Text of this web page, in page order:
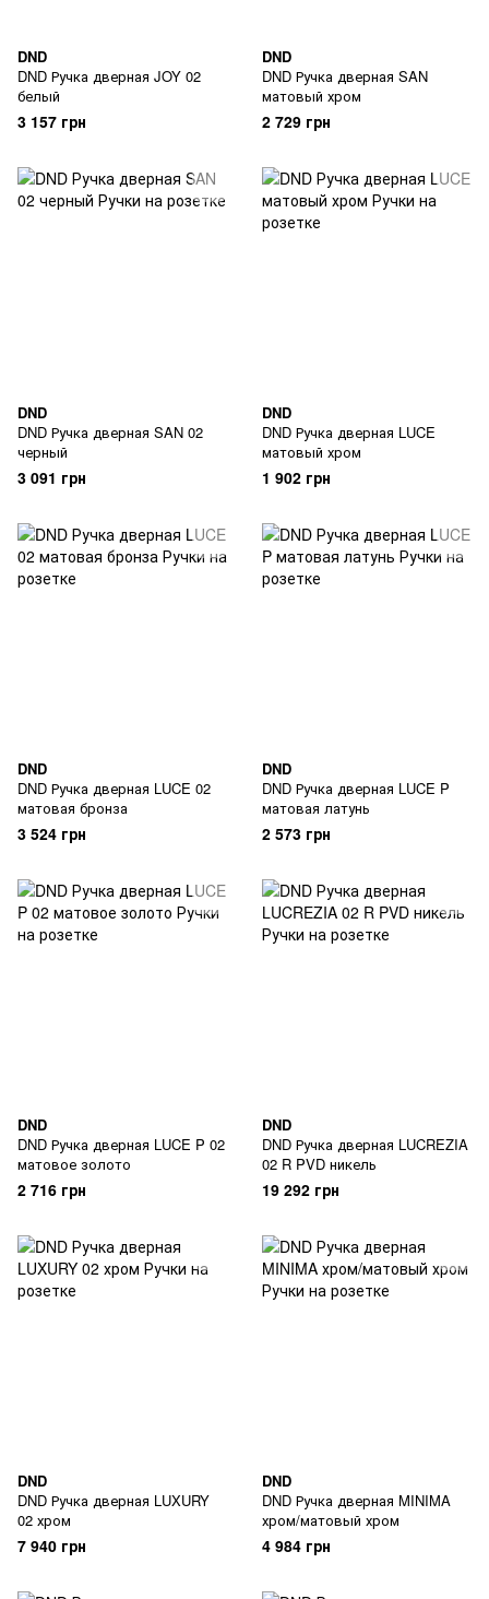
DND
DND Ручка дверная JOY 02
белый
3 157 грн
DND
DND Ручка дверная SAN
матовый хром
2 729 грн
DND
DND Ручка дверная SAN 02
черный
3 091 грн
DND
DND Ручка дверная LUCE
матовый хром
1 902 грн
DND
DND Ручка дверная LUCE 02
матовая бронза
3 524 грн
DND
DND Ручка дверная LUCE P
матовая латунь
2 573 грн
DND
DND Ручка дверная LUCE P 02
матовое золото
2 716 грн
DND
DND Ручка дверная LUCREZIA
02 R PVD никель
19 292 грн
DND
DND Ручка дверная LUXURY
02 хром
7 940 грн
DND
DND Ручка дверная MINIMA
хром/матовый хром
4 984 грн